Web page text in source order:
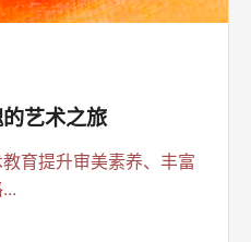
艺术之旅
育提升审美素养、丰富